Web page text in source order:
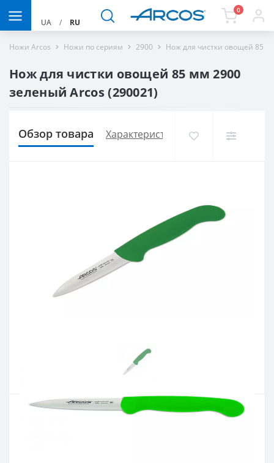
UA / RU
0
Ножи Arcos Ножи по сериям 2900 Нож для чистки овощей 85
Нож для чистки овощей 85 мм 2900
зеленый Arcos (290021)
Обзор товара Характеристики Доставка и
Артикул:290021